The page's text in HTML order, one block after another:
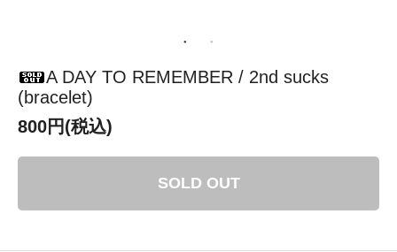
A DAY TO REMEMBER / 2nd sucks
(bracelet)
800円(税込)
SOLD OUT